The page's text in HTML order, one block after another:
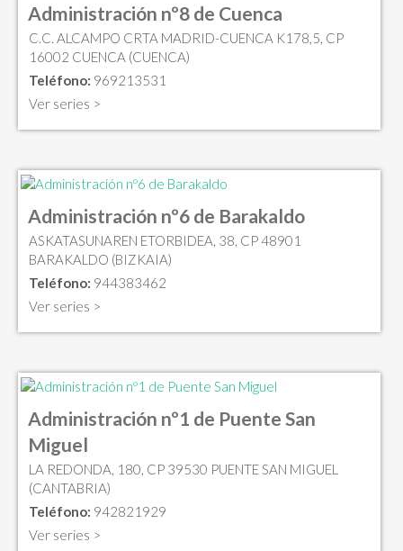
Administración nº8 de Cuenca
C.C. ALCAMPO CRTA MADRID-CUENCA K178,5, CP
16002 CUENCA (CUENCA)
Teléfono: 969213531
Ver series >
Administración nº6 de Barakaldo
ASKATASUNAREN ETORBIDEA, 38, CP 48901
BARAKALDO (BIZKAIA)
Teléfono: 944383462
Ver series >
Administración nº1 de Puente San
Miguel
LA REDONDA, 180, CP 39530 PUENTE SAN MIGUEL
(CANTABRIA)
Teléfono: 942821929
Ver series >